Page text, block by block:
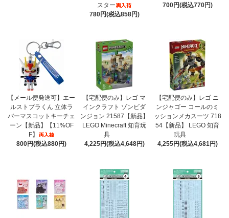
スター
780円(税込858円)
700円(税込770円)
【メール便発送可】エー
ルストプラくん 立体ラ
バーマスコットキーチェ
ーン【新品】【11%OF
F】
800円(税込880円)
【宅配便のみ】レゴ マ
インクラフト ゾンビダ
ンジョン 21587【新品】
LEGO Minecraft 知育玩
具
4,225円(税込4,648円)
【宅配便のみ】レゴ ニ
ンジャゴー コールのミ
ッションメカスーツ 718
54【新品】 LEGO 知育
玩具
4,255円(税込4,681円)